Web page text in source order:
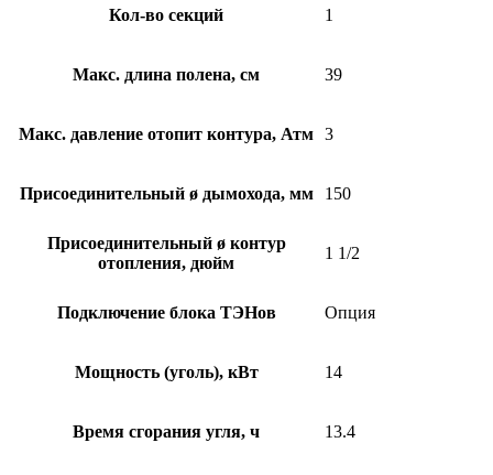
Кол-во секций 1
Макс. длина полена, см 39
Макс. давление отопит контура, Атм 3
Присоединительный ø дымохода, мм 150
Присоединительный ø контур
отопления, дюйм
1 1/2
Подключение блока ТЭНов Опция
Мощность (уголь), кВт 14
Время сгорания угля, ч 13.4